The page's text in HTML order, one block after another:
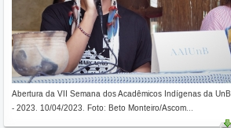
Abertura da VII Semana dos Acadêmicos Indígenas da UnB
- 2023. 10/04/2023. Foto: Beto Monteiro/Ascom...